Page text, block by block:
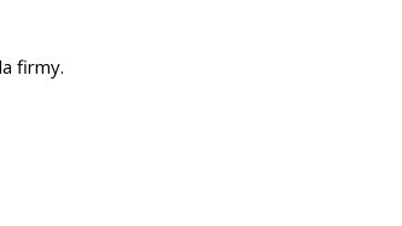
firmy.